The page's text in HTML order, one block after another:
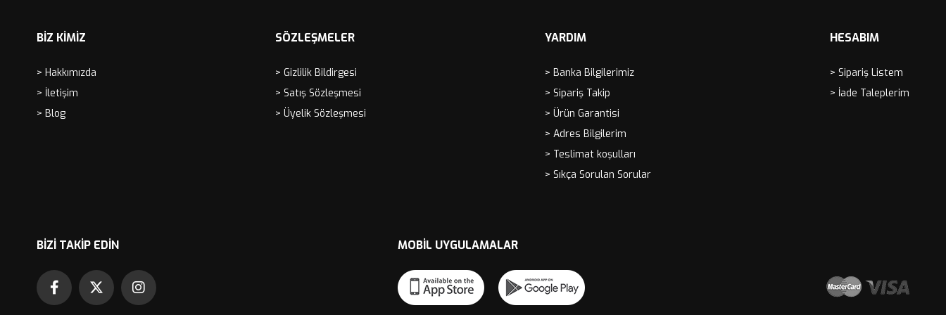
BİZ KİMİZ
> Hakkımızda
> İletişim
> Blog
SÖZLEŞMELER
> Gizlilik Bildirgesi
> Satış Sözleşmesi
> Üyelik Sözleşmesi
YARDIM
> Banka Bilgilerimiz
> Sipariş Takip
> Ürün Garantisi
> Adres Bilgilerim
> Teslimat koşulları
> Sıkça Sorulan Sorular
HESABIM
> Sipariş Listem
> İade Taleplerim
BIZI TAKIP EDIN MOBIL UYGULAMALAR